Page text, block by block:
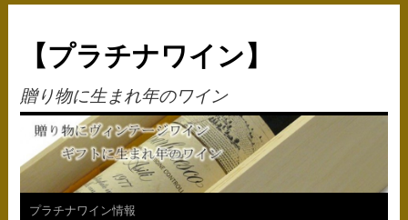
【プラチナワイン】
贈り物に生まれ年のワイン
コ
プラチナワイン情報